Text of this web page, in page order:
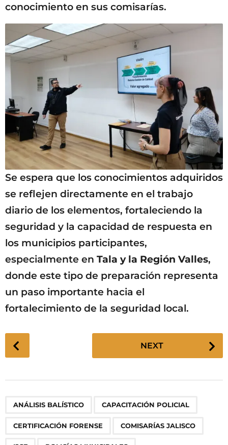
conocimiento en sus comisarías.
Se espera que los conocimientos adquiridos
se reflejen directamente en el trabajo
diario de los elementos, fortaleciendo la
seguridad y la capacidad de respuesta en
los municipios participantes,
especialmente en Tala y la Región Valles,
donde este tipo de preparación representa
un paso importante hacia el
fortalecimiento de la seguridad local.
o
g
NEXT
ANÁLISIS BALÍSTICO CAPACITACIÓN POLICIAL
CERTIFICACIÓN FORENSE COMISARÍAS JALISCO